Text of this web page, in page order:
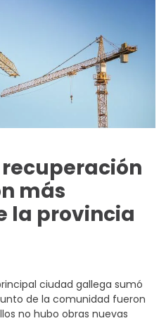
más
la provincia
ciudad gallega sumó
de la comunidad fueron
no hubo obras nuevas